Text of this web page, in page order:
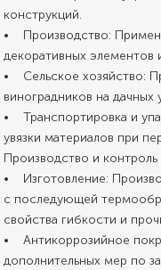
конструкций.
• Производство:
декоративных
• Сельское хозяйство:
виноградников на дачных
• Транспортировка и
увязки материалов при
Производство и контроль
• Изготовление:
с последующей
свойства гибкости и
• Антикоррозийное
дополнительных мер по